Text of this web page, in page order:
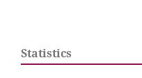
Statistics